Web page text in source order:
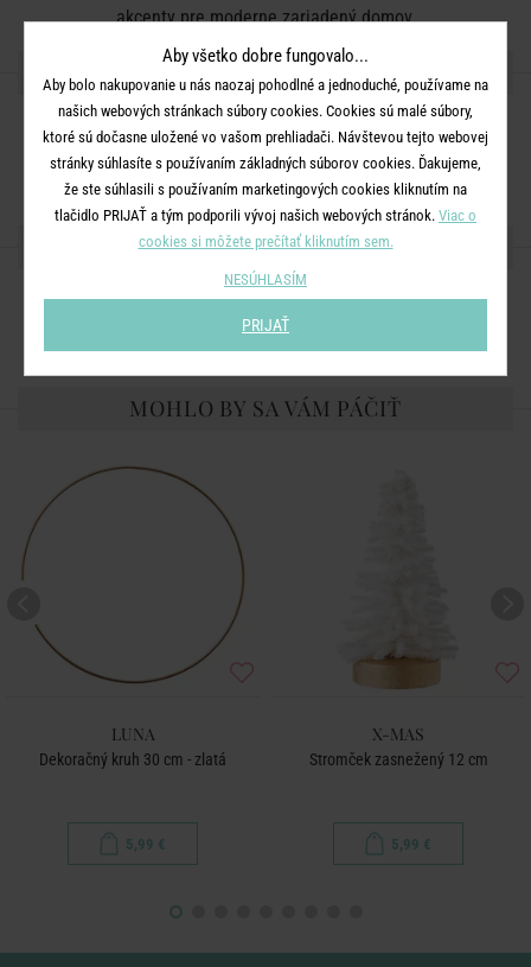
akcenty pre moderne zariadený domov.
DETAILY PRODUKTU
Rozmery:
priemer 9 x V 30 cm
Materiál:polyresin
ZDIEĽAJTE S PRIATEĽMI
MOHLO BY SA VÁM PÁČIŤ
LUNA
Dekoračný kruh 30 cm - zlatá
5,99 €
X-MAS
Stromček zasnežený 12 cm
5,99 €
Aby všetko dobre fungovalo...
Aby bolo nakupovanie u nás naozaj pohodlné a jednoduché, používame na
našich webových stránkach súbory cookies. Cookies sú malé súbory,
ktoré sú dočasne uložené vo vašom prehliadači. Návštevou tejto webovej
stránky súhlasíte s používaním základných súborov cookies. Ďakujeme,
že ste súhlasili s používaním marketingových cookies kliknutím na
tlačidlo PRIJAŤ a tým podporili vývoj našich webových stránok. Viac o
cookies si môžete prečítať kliknutím sem.
NESÚHLASÍM
PRIJAŤ